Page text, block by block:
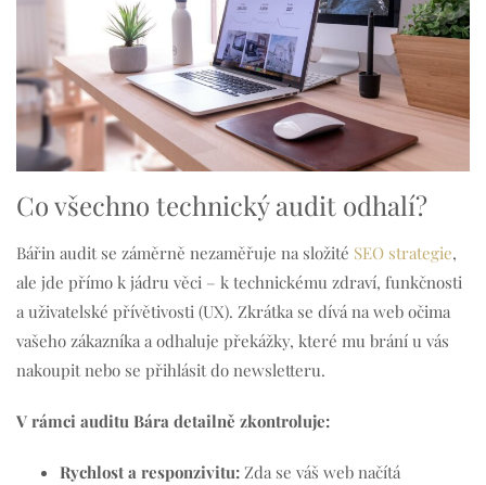
Co všechno technický audit odhalí?
Bářin audit se záměrně nezaměřuje na složité SEO strategie,
ale jde přímo k jádru věci – k technickému zdraví, funkčnosti
a uživatelské přívětivosti (UX). Zkrátka se dívá na web očima
vašeho zákazníka a odhaluje překážky, které mu brání u vás
nakoupit nebo se přihlásit do newsletteru.
V rámci auditu Bára detailně zkontroluje:
Rychlost a responzivitu: Zda se váš web načítá